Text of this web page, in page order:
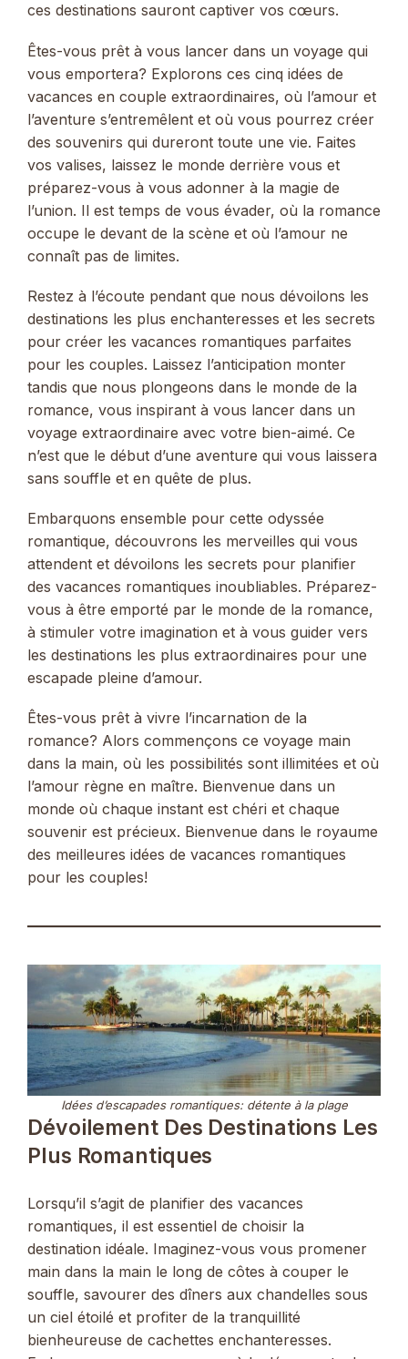
ces destinations sauront captiver vos cœurs.
Êtes-vous prêt à vous lancer dans un voyage qui
vous emportera? Explorons ces cinq idées de
vacances en couple extraordinaires, où l’amour et
l’aventure s’entremêlent et où vous pourrez créer
des souvenirs qui dureront toute une vie. Faites
vos valises, laissez le monde derrière vous et
préparez-vous à vous adonner à la magie de
l’union. Il est temps de vous évader, où la romance
occupe le devant de la scène et où l’amour ne
connaît pas de limites.
Restez à l’écoute pendant que nous dévoilons les
destinations les plus enchanteresses et les secrets
pour créer les vacances romantiques parfaites
pour les couples. Laissez l’anticipation monter
tandis que nous plongeons dans le monde de la
romance, vous inspirant à vous lancer dans un
voyage extraordinaire avec votre bien-aimé. Ce
n’est que le début d’une aventure qui vous laissera
sans souffle et en quête de plus.
Embarquons ensemble pour cette odyssée
romantique, découvrons les merveilles qui vous
attendent et dévoilons les secrets pour planifier
des vacances romantiques inoubliables. Préparez-
vous à être emporté par le monde de la romance,
à stimuler votre imagination et à vous guider vers
les destinations les plus extraordinaires pour une
escapade pleine d’amour.
Êtes-vous prêt à vivre l’incarnation de la
romance? Alors commençons ce voyage main
dans la main, où les possibilités sont illimitées et où
l’amour règne en maître. Bienvenue dans un
monde où chaque instant est chéri et chaque
souvenir est précieux. Bienvenue dans le royaume
des meilleures idées de vacances romantiques
pour les couples!
Idées d’escapades romantiques: détente à la plage
Dévoilement Des Destinations Les
Plus Romantiques
Lorsqu’il s’agit de planifier des vacances
romantiques, il est essentiel de choisir la
destination idéale. Imaginez-vous vous promener
main dans la main le long de côtes à couper le
souffle, savourer des dîners aux chandelles sous
un ciel étoilé et profiter de la tranquillité
bienheureuse de cachettes enchanteresses.